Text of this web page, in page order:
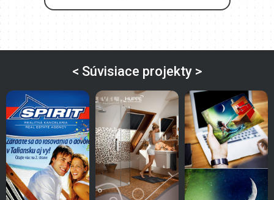
< Súvisiace projekty >